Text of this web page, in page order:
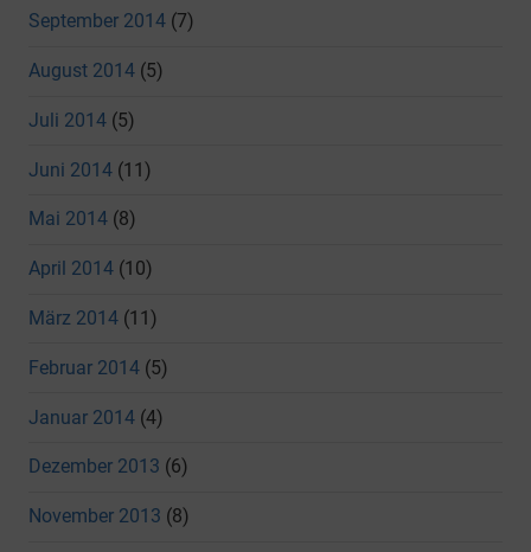
September 2014 (7)
August 2014 (5)
Juli 2014 (5)
Juni 2014 (11)
Mai 2014 (8)
April 2014 (10)
März 2014 (11)
Februar 2014 (5)
Januar 2014 (4)
Dezember 2013 (6)
November 2013 (8)